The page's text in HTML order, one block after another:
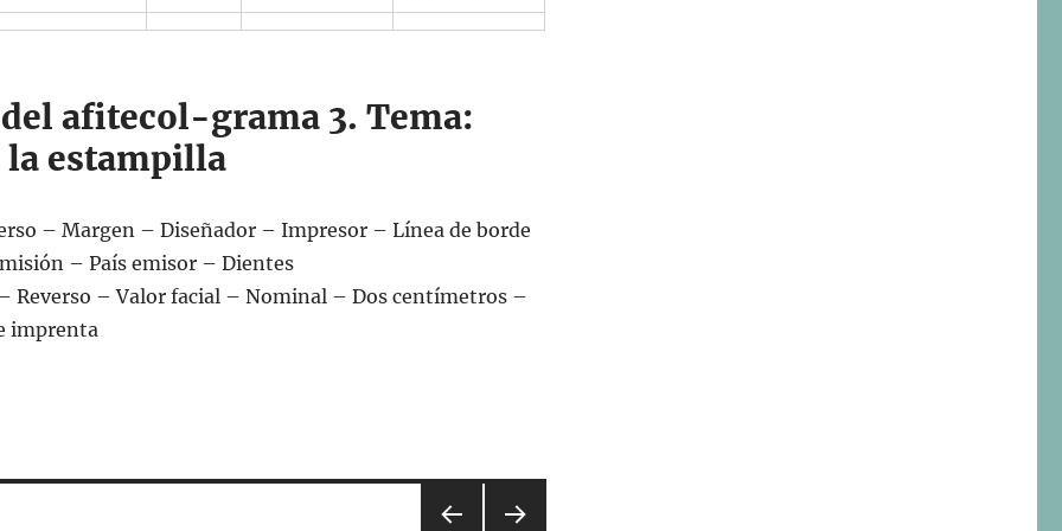
afitecol-grama 3. Tema:
la estampilla
– Margen – Diseñador – Impresor – Línea de borde
– País emisor – Dientes
Reverso – Valor facial – Nominal – Dos centímetros –
imprenta